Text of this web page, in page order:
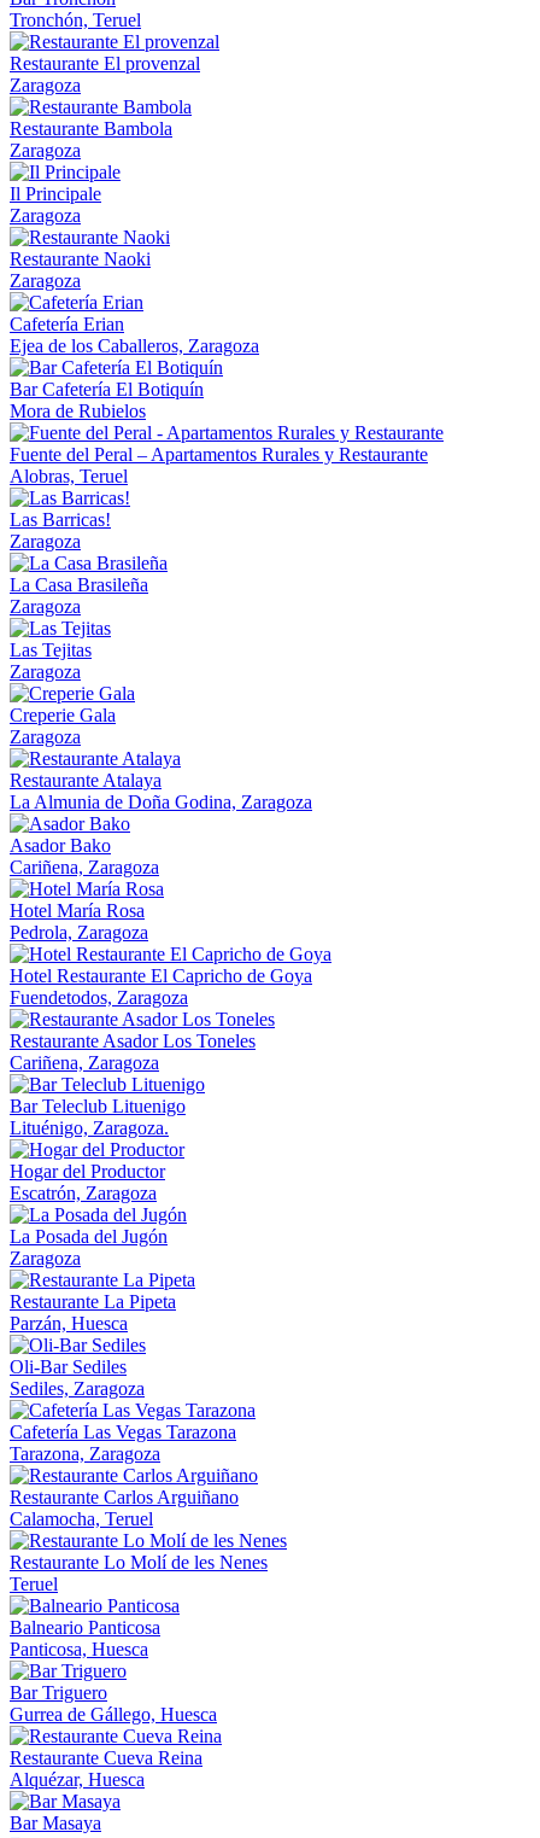
Tronchón, Teruel
Restaurante El provenzal
Zaragoza
Restaurante Bambola
Zaragoza
Il Principale
Zaragoza
Restaurante Naoki
Zaragoza
Cafetería Erian
Ejea de los Caballeros, Zaragoza
Bar Cafetería El Botiquín
Mora de Rubielos
Fuente del Peral – Apartamentos Rurales y Restaurante
Alobras, Teruel
Las Barricas!
Zaragoza
La Casa Brasileña
Zaragoza
Las Tejitas
Zaragoza
Creperie Gala
Zaragoza
Restaurante Atalaya
La Almunia de Doña Godina, Zaragoza
Asador Bako
Cariñena, Zaragoza
Hotel María Rosa
Pedrola, Zaragoza
Hotel Restaurante El Capricho de Goya
Fuendetodos, Zaragoza
Restaurante Asador Los Toneles
Cariñena, Zaragoza
Bar Teleclub Lituenigo
Lituénigo, Zaragoza.
Hogar del Productor
Escatrón, Zaragoza
La Posada del Jugón
Zaragoza
Restaurante La Pipeta
Parzán, Huesca
Oli-Bar Sediles
Sediles, Zaragoza
Cafetería Las Vegas Tarazona
Tarazona, Zaragoza
Restaurante Carlos Arguiñano
Calamocha, Teruel
Restaurante Lo Molí de les Nenes
Teruel
Balneario Panticosa
Panticosa, Huesca
Bar Triguero
Gurrea de Gállego, Huesca
Restaurante Cueva Reina
Alquézar, Huesca
Bar Masaya